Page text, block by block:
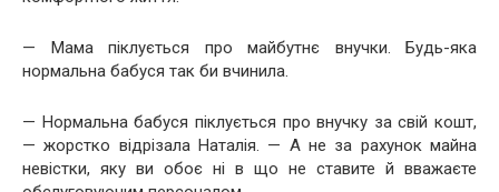
— Мама піклується про майбутнє внучки. Будь-яка
нормальна бабуся так би вчинила.
— Нормальна бабуся піклується про внучку за свій кошт,
— жорстко відрізала Наталія. — А не за рахунок майна
невістки, яку ви обоє ні в що не ставите й вважаєте